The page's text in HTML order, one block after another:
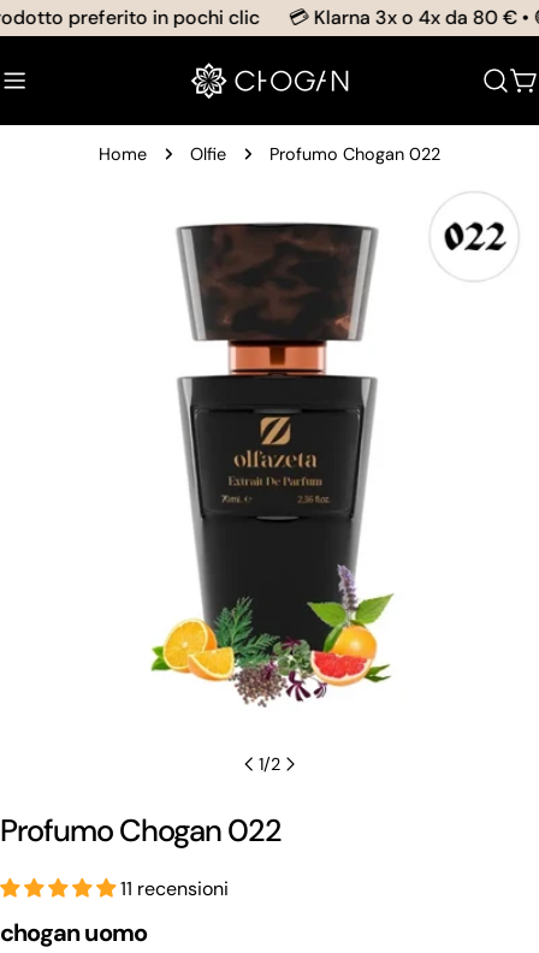
Salta
contenuto
preferito in pochi clic 💳 Klarna 3x o 4x da 80 € •
Home Olfie Profumo Chogan 022
1/2
Profumo Chogan 022
11 recensioni
chogan uomo